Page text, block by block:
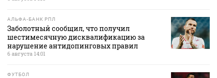
АЛЬФА-БАНК РПЛ
Заболотный сообщил, что получил
шестимесячную дисквалификацию за
нарушение антидопинговых правил
6 августа 14:01
ФУТБОЛ